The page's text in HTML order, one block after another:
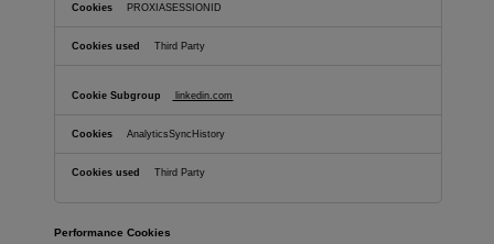
PROXIASESSIONID
Third Party
linkedin.com
AnalyticsSyncHistory
Third Party
Performance Cookies